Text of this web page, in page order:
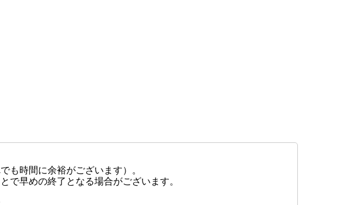
も時間に余裕がございます）。
で早めの終了となる場合がございます。